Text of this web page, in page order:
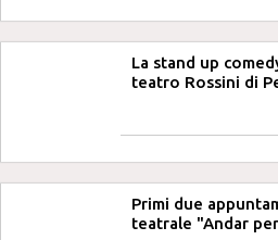
La stand up
teatro Rossini di
Primi due
teatrale "Andar